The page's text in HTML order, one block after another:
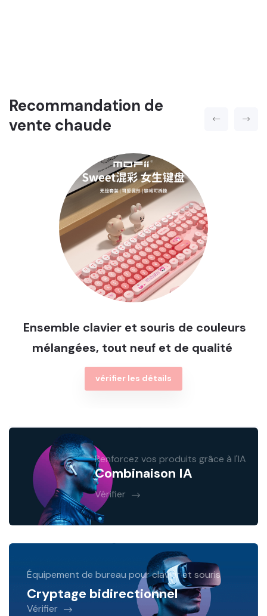
Recommandation de
vente chaude
Ensemble clavier et souris de couleurs
mélangées, tout neuf et de qualité
vérifier les détails
Renforcez vos produits grâce à l'IA
Combinaison IA
Vérifier
Équipement de bureau pour clavier et souris
Cryptage bidirectionnel
Vérifier